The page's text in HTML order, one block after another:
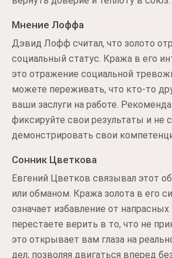
Мнение Лоффа
Дэвид Лофф считал, что золото
социальный статус. Кража в его
это отражение социальной
можете переживать, что кто-то
ваши заслуги на работе.
фиксируйте свои результаты и не
демонстрировать свои
Сонник Цветкова
Евгений Цветков связывал этот
или обманом. Кража золота в его
означает избавление от
перестаете верить в то, что не
это открывает вам глаза на
дел, позволяя двигаться вперед